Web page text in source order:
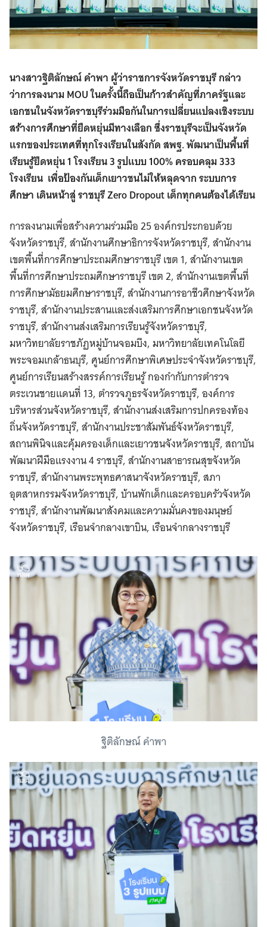
นางสาวฐิติลักษณ์ คำพา ผู้ว่าราชการจังหวัดราชบุรีกล่าว
ว่าการลงนาม MOU ในครั้งนี้ถือเป็นก้าวสำคัญที่ภาครัฐและ
เอกชนในจังหวัดราชบุรีร่วมมือกันในการเปลี่ยนแปลงเชิงระบบ
สร้างการศึกษาที่ยืดหยุ่นมีทางเลือก ซึ่งราชบุรีจะเป็นจังหวัด
แรกของประเทศที่ทุกโรงเรียนในสังกัด สพฐ. พัฒนาเป็นพื้นที่
เรียนรู้ยืดหยุ่น 1 โรงเรียน 3 รูปแบบ 100% ครอบคลุม 333
โรงเรียน เพื่อป้องกันเด็กเยาวชนไม่ให้หลุดจาก ระบบการ
ศึกษา เดินหน้าสู่ ราชบุรี Zero Dropout เด็กทุกคนต้องได้เรียน
การลงนามเพื่อสร้างความร่วมมือ 25 องค์กรประกอบด้วย
จังหวัดราชบุรี, สำนักงานศึกษาธิการจังหวัดราชบุรี, สำนักงาน
เขตพื้นที่การศึกษาประถมศึกษาราชบุรี เขต 1, สำนักงานเขต
พื้นที่การศึกษาประถมศึกษาราชบุรี เขต 2, สำนักงานเขตพื้นที่
การศึกษามัธยมศึกษาราชบุรี, สำนักงานการอาชีวศึกษาจังหวัด
ราชบุรี, สำนักงานประสานและส่งเสริมการศึกษาเอกชนจังหวัด
ราชบุรี, สำนักงานส่งเสริมการเรียนรู้จังหวัดราชบุรี,
มหาวิทยาลัยราชภัฏหมู่บ้านจอมบึง, มหาวิทยาลัยเทคโนโลยี
พระจอมเกล้าธนบุรี, ศูนย์การศึกษาพิเศษประจำจังหวัดราชบุรี,
ศูนย์การเรียนสร้างสรรค์การเรียนรู้ กองกำกับการตำรวจ
ตระเวนชายแดนที่ 13, ตำรวจภูธรจังหวัดราชบุรี, องค์การ
บริหารส่วนจังหวัดราชบุรี, สำนักงานส่งเสริมการปกครองท้อง
ถิ่นจังหวัดราชบุรี, สำนักงานประชาสัมพันธ์จังหวัดราชบุรี,
สถานพินิจและคุ้มครองเด็กและเยาวชนจังหวัดราชบุรี, สถาบัน
พัฒนาฝีมือแรงงาน 4 ราชบุรี, สำนักงานสาธารณสุขจังหวัด
ราชบุรี, สำนักงานพระพุทธศาสนาจังหวัดราชบุรี, สภา
อุตสาหกรรมจังหวัดราชบุรี, บ้านพักเด็กและครอบครัวจังหวัด
ราชบุรี, สำนักงานพัฒนาสังคมและความมั่นคงของมนุษย์
จังหวัดราชบุรี, เรือนจำกลางเขาบิน, เรือนจำกลางราชบุรี
ฐิติลักษณ์ คำพา